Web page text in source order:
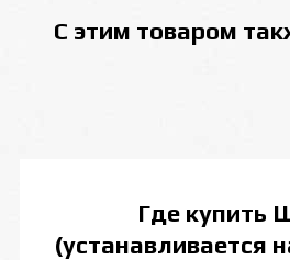
С этим товаром
Где купить
(устанавливается